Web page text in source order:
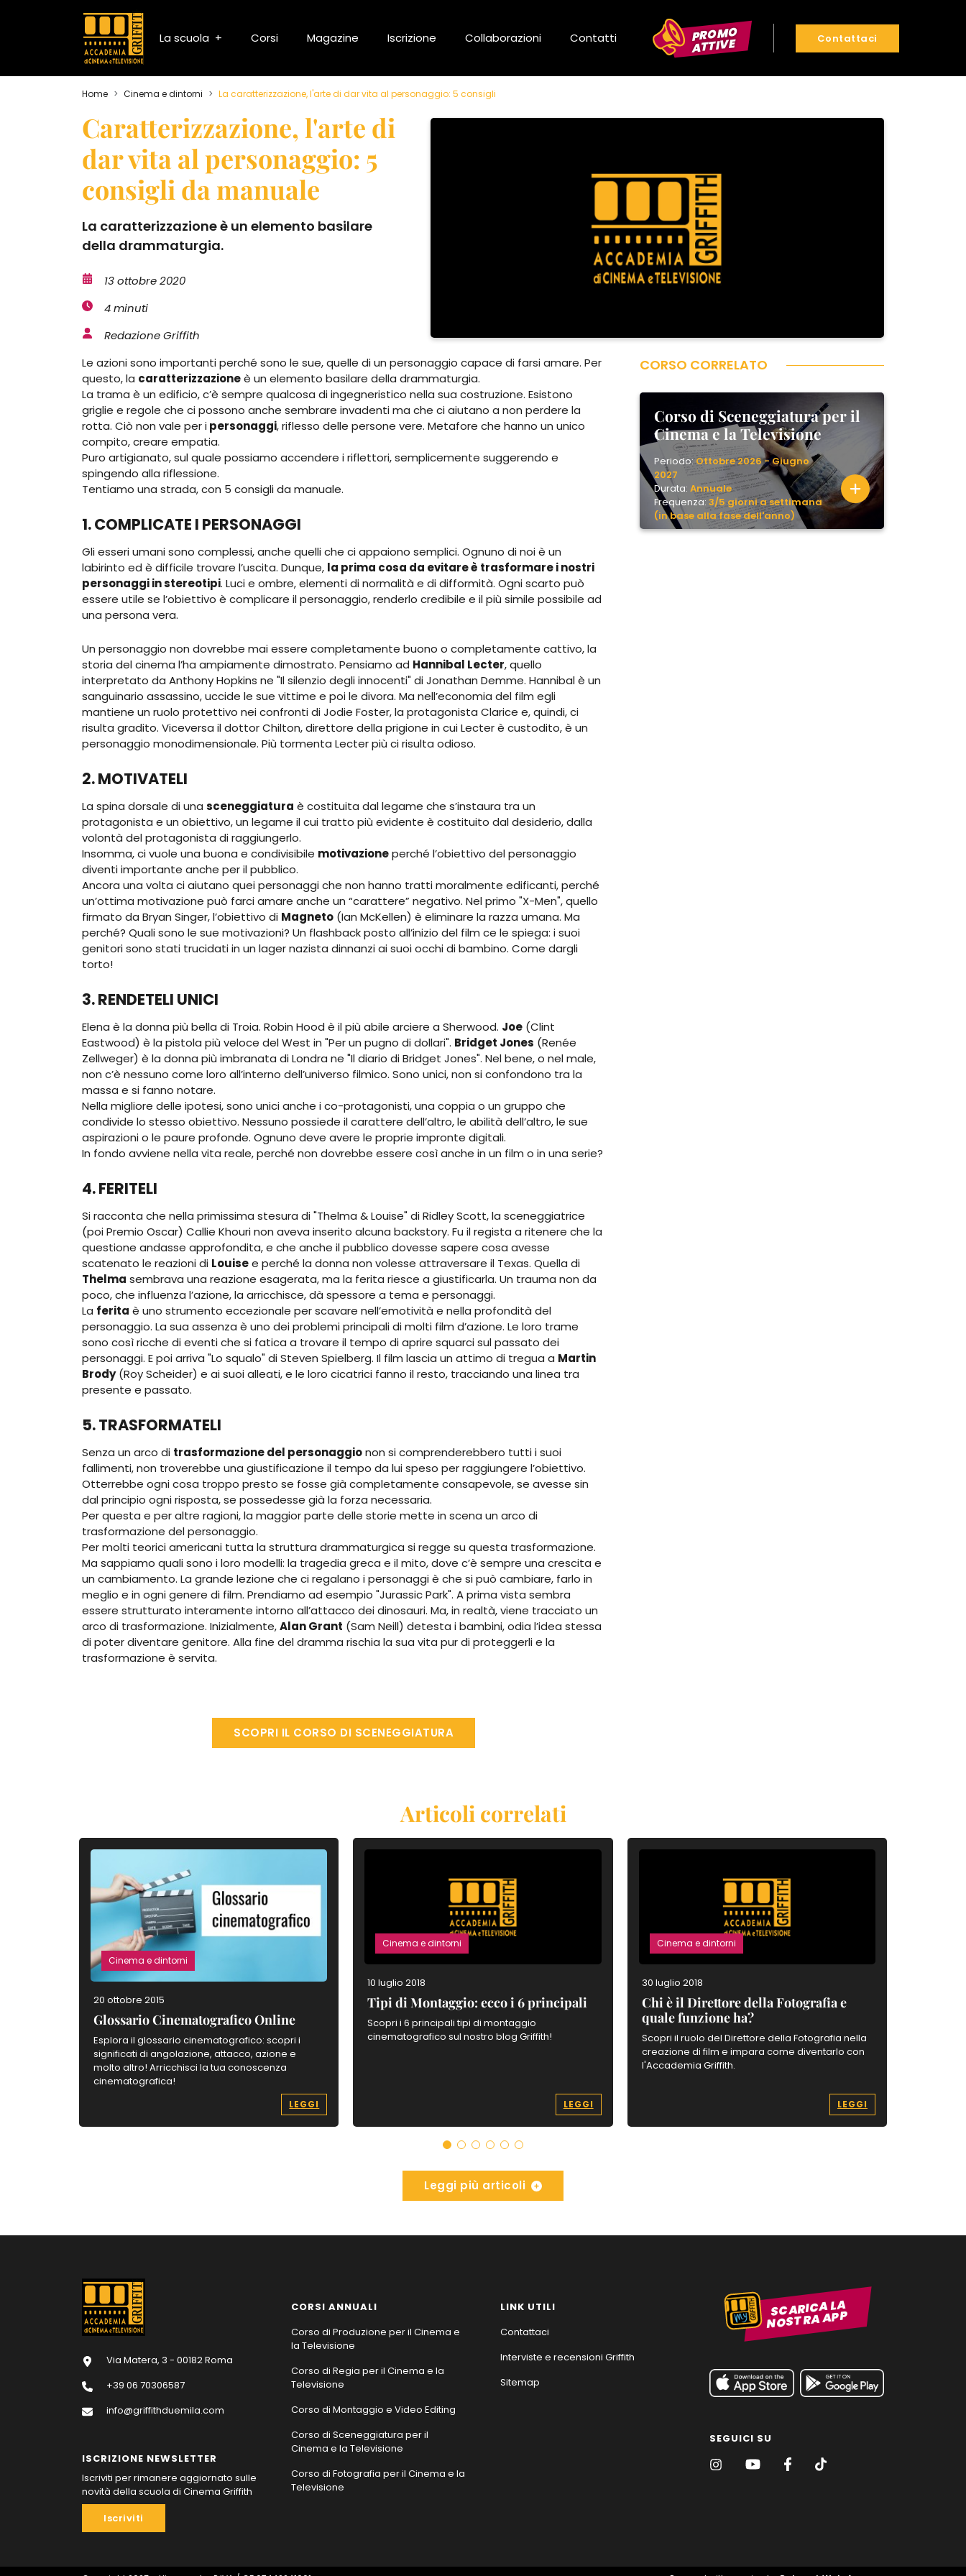
La scuola Corsi Magazine Iscrizione Collaborazioni Contatti PROMO
ATTIVE Contattaci
Home Cinema e dintorni La caratterizzazione, l'arte di dar vita al personaggio: 5 consigli
Caratterizzazione, l'arte di
dar vita al personaggio: 5
consigli da manuale
La caratterizzazione è un elemento basilare
della drammaturgia.
13 ottobre 2020
4 minuti
Redazione Griffith
CORSO CORRELATO
Corso di Sceneggiatura per il
Cinema e la Televisione
Periodo:Ottobre 2026 - Giugno
2027
Durata: Annuale
Frequenza: 3/5 giorni a settimana
(in base alla fase dell'anno)
Le azioni sono importanti perché sono le sue, quelle di un personaggio capace di farsi amare. Per
questo, la caratterizzazioneè un elemento basilare della drammaturgia.
La trama è un edificio, c’è sempre qualcosa di ingegneristico nella sua costruzione. Esistono
griglie e regole che ci possono anche sembrare invadenti ma che ci aiutano a non perdere la
rotta. Ciò non vale per ipersonaggi, riflesso delle persone vere. Metafore che hanno un unico
compito, creare empatia.
Puro artigianato, sul quale possiamo accendere i riflettori, semplicemente suggerendo e
spingendo alla riflessione.
Tentiamo una strada, con 5 consigli da manuale.
1. COMPLICATE I PERSONAGGI
Gli esseri umani sono complessi, anche quelli che ci appaiono semplici. Ognuno di noi è un
labirinto ed è difficile trovare l’uscita. Dunque, la prima cosa da evitare è trasformare i nostri
personaggi in stereotipi. Luci e ombre, elementi di normalità e di difformità. Ogni scarto può
essere utile se l’obiettivo è complicare il personaggio, renderlo credibile e il più simile possibile ad
una persona vera.
Un personaggio non dovrebbe mai essere completamente buono o completamente cattivo, la
storia del cinema l’ha ampiamente dimostrato. Pensiamo ad Hannibal Lecter, quello
interpretato da Anthony Hopkins ne "Il silenzio degli innocenti" di Jonathan Demme. Hannibal è un
sanguinario assassino, uccide le sue vittime e poi le divora. Ma nell’economia del film egli
mantiene un ruolo protettivo nei confronti di Jodie Foster, la protagonista Clarice e, quindi, ci
risulta gradito. Viceversa il dottor Chilton, direttore della prigione in cui Lecter è custodito, è un
personaggio monodimensionale. Più tormenta Lecter più ci risulta odioso.
2. MOTIVATELI
La spina dorsale di una sceneggiatura è costituita dal legame che s’instaura tra un
protagonista e un obiettivo, un legame il cui tratto più evidente è costituito dal desiderio, dalla
volontà del protagonista di raggiungerlo.
Insomma, ci vuole una buona e condivisibile motivazioneperché l’obiettivo del personaggio
diventi importante anche per il pubblico.
Ancora una volta ci aiutano quei personaggi che non hanno tratti moralmente edificanti, perché
un’ottima motivazione può farci amare anche un “carattere” negativo. Nel primo "X-Men", quello
firmato da Bryan Singer, l’obiettivo di Magneto (Ian McKellen) è eliminare la razza umana. Ma
perché? Quali sono le sue motivazioni? Un flashback posto all’inizio del film ce le spiega: i suoi
genitori sono stati trucidati in un lager nazista dinnanzi ai suoi occhi di bambino. Come dargli
torto!
3. RENDETELI UNICI
Elena è la donna più bella di Troia. Robin Hood è il più abile arciere a Sherwood. Joe (Clint
Eastwood) è la pistola più veloce del West in "Per un pugno di dollari". Bridget Jones (Renée
Zellweger) è la donna più imbranata di Londra ne "Il diario di Bridget Jones". Nel bene, o nel male,
non c’è nessuno come loro all’interno dell’universo filmico. Sono unici, non si confondono tra la
massa e si fanno notare.
Nella migliore delle ipotesi, sono unici anche i co-protagonisti, una coppia o un gruppo che
condivide lo stesso obiettivo. Nessuno possiede il carattere dell’altro, le abilità dell’altro, le sue
aspirazioni o le paure profonde. Ognuno deve avere le proprie impronte digitali.
In fondo avviene nella vita reale, perché non dovrebbe essere così anche in un film o in una serie?
4. FERITELI
Si racconta che nella primissima stesura di "Thelma & Louise" di Ridley Scott, la sceneggiatrice
(poi Premio Oscar) Callie Khouri non aveva inserito alcuna backstory. Fu il regista a ritenere che la
questione andasse approfondita, e che anche il pubblico dovesse sapere cosa avesse
scatenato le reazioni di Louisee perché la donna non volesse attraversare il Texas. Quella di
Thelma sembrava una reazione esagerata, ma la ferita riesce a giustificarla. Un trauma non da
poco, che influenza l’azione, la arricchisce, dà spessore a tema e personaggi.
La ferita è uno strumento eccezionale per scavare nell’emotività e nella profondità del
personaggio. La sua assenza è uno dei problemi principali di molti film d’azione. Le loro trame
sono così ricche di eventi che si fatica a trovare il tempo di aprire squarci sul passato dei
personaggi. E poi arriva "Lo squalo" di Steven Spielberg. Il film lascia un attimo di tregua a Martin
Brody(Roy Scheider) e ai suoi alleati, e le loro cicatrici fanno il resto, tracciando una linea tra
presente e passato.
5. TRASFORMATELI
Senza un arco di trasformazione del personaggionon si comprenderebbero tutti i suoi
fallimenti, non troverebbe una giustificazione il tempo da lui speso per raggiungere l’obiettivo.
Otterrebbe ogni cosa troppo presto se fosse già completamente consapevole, se avesse sin
dal principio ogni risposta, se possedesse già la forza necessaria.
Per questa e per altre ragioni, la maggior parte delle storie mette in scena un arco di
trasformazione del personaggio.
Per molti teorici americani tutta la struttura drammaturgica si regge su questa trasformazione.
Ma sappiamo quali sono i loro modelli: la tragedia greca e il mito, dove c’è sempre una crescita e
un cambiamento. La grande lezione che ci regalano i personaggi è che si può cambiare, farlo in
meglio e in ogni genere di film. Prendiamo ad esempio "Jurassic Park". A prima vista sembra
essere strutturato interamente intorno all’attacco dei dinosauri. Ma, in realtà, viene tracciato un
arco di trasformazione. Inizialmente,Alan Grant (Sam Neill) detesta i bambini, odia l’idea stessa
di poter diventare genitore. Alla fine del dramma rischia la sua vita pur di proteggerli e la
trasformazione è servita.
SCOPRI IL CORSO DI SCENEGGIATURA
Articoli correlati
Cinema e dintorni
20 ottobre 2015
Glossario Cinematografico Online
Esplora il glossario cinematografico: scopri i
significati di angolazione, attacco, azione e
molto altro! Arricchisci la tua conoscenza
cinematografica!
LEGGI
Cinema e dintorni
10 luglio 2018
Tipi di Montaggio: ecco i 6 principali
Scopri i 6 principali tipi di montaggio
cinematografico sul nostro blog Griffith!
LEGGI
Cinema e dintorni
30 luglio 2018
Chi è il Direttore della Fotografia e
quale funzione ha?
Scopri il ruolo del Direttore della Fotografia nella
creazione di film e impara come diventarlo con
l'Accademia Griffith.
LEGGI
Leggi più articoli
Via Matera, 3 - 00182 Roma
+39 06 70306587
info@griffithduemila.com
ISCRIZIONE NEWSLETTER
Iscriviti per rimanere aggiornato sulle
novità della scuola di Cinema Griffith
Iscriviti
CORSI ANNUALI
Corso di Produzione per il Cinema e
la Televisione
Corso di Regia per il Cinema e la
Televisione
Corso di Montaggio e Video Editing
Corso di Sceneggiatura per il
Cinema e la Televisione
Corso di Fotografia per il Cinema e la
Televisione
LINK UTILI
Contattaci
Interviste e recensioni Griffith
Sitemap
SCARICA LA
NOSTRA APP
SEGUICI SU